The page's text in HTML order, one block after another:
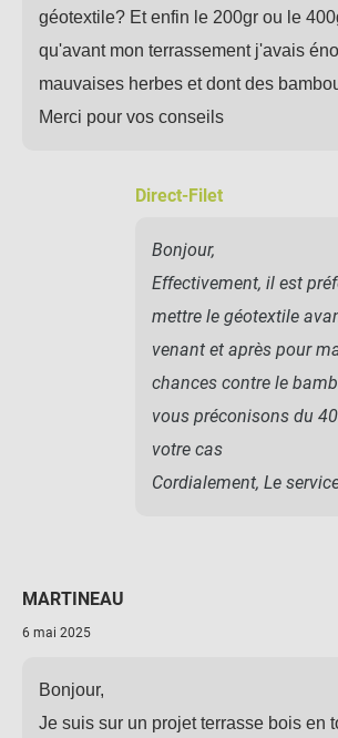
géotextile? Et enfin le 200gr ou le
qu'avant mon terrassement j'avais
mauvaises herbes et dont des
Merci pour vos conseils
Direct-Filet
Bonjour,
Effectivement, il est
mettre le géotextile
venant et après pour
chances contre le
vous préconisons du
votre cas
Cordialement, Le
MARTINEAU
6 mai 2025
Bonjour,
Je suis sur un projet terrasse bois en